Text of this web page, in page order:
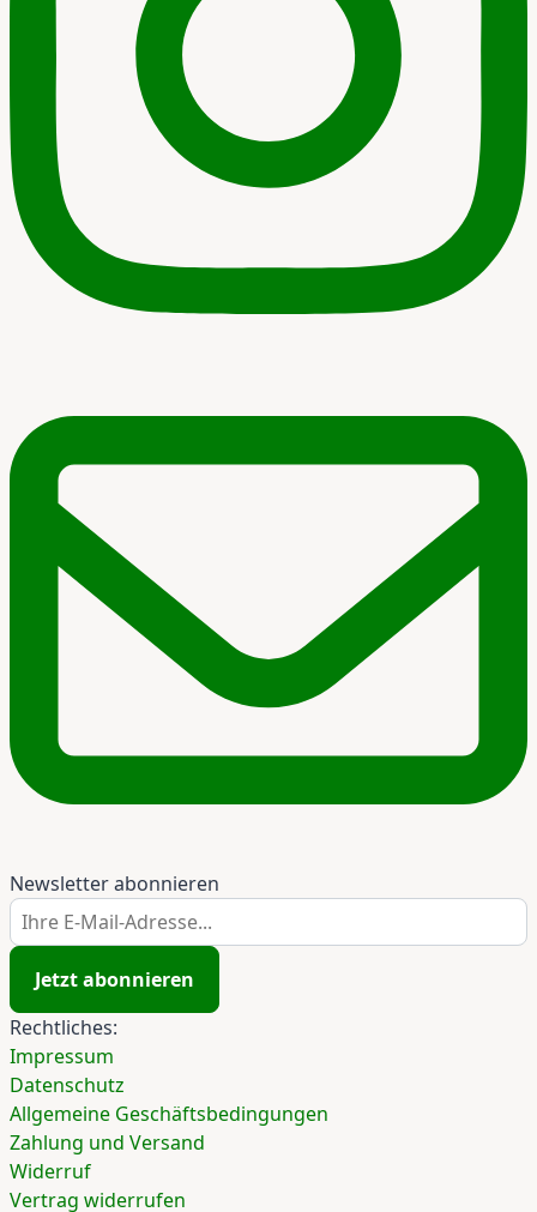
Newsletter abonnieren
Ihre E-Mail-Adresse...
Jetzt abonnieren
Rechtliches:
Impressum
Datenschutz
Allgemeine Geschäftsbedingungen
Zahlung und Versand
Widerruf
Vertrag widerrufen